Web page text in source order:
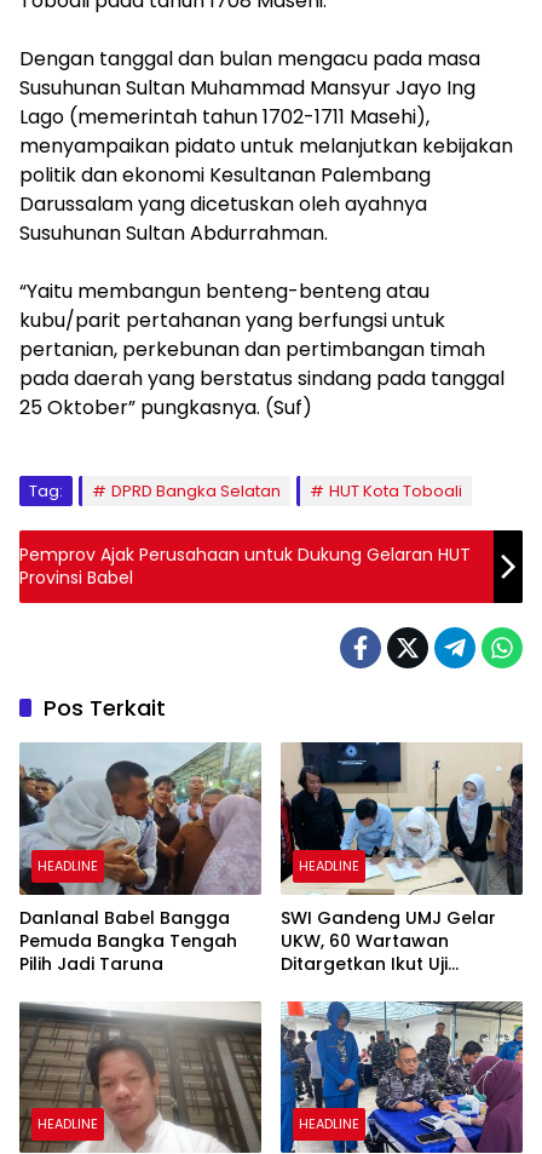
Dengan tanggal dan bulan mengacu pada masa
Susuhunan Sultan Muhammad Mansyur Jayo Ing
Lago (memerintah tahun 1702-1711 Masehi),
menyampaikan pidato untuk melanjutkan kebijakan
politik dan ekonomi Kesultanan Palembang
Darussalam yang dicetuskan oleh ayahnya
Susuhunan Sultan Abdurrahman.
“Yaitu membangun benteng-benteng atau
kubu/parit pertahanan yang berfungsi untuk
pertanian, perkebunan dan pertimbangan timah
pada daerah yang berstatus sindang pada tanggal
25 Oktober” pungkasnya. (Suf)
Tag: DPRD Bangka Selatan HUT Kota Toboali
Pemprov Ajak Perusahaan untuk Dukung Gelaran HUT
Provinsi Babel
Pos Terkait
HEADLINE
Danlanal Babel Bangga
Pemuda Bangka Tengah
Pilih Jadi Taruna
HEADLINE
SWI Gandeng UMJ Gelar
UKW, 60 Wartawan
Ditargetkan Ikut Uji
HEADLINE HEADLINE